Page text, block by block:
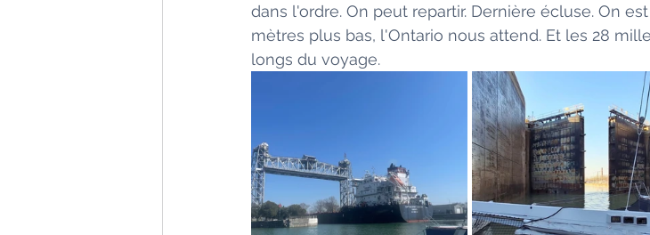
dans l'ordre. On peut repartir. Dernière écluse. On
mètres plus bas, l'Ontario nous attend. Et les 28
longs du voyage.